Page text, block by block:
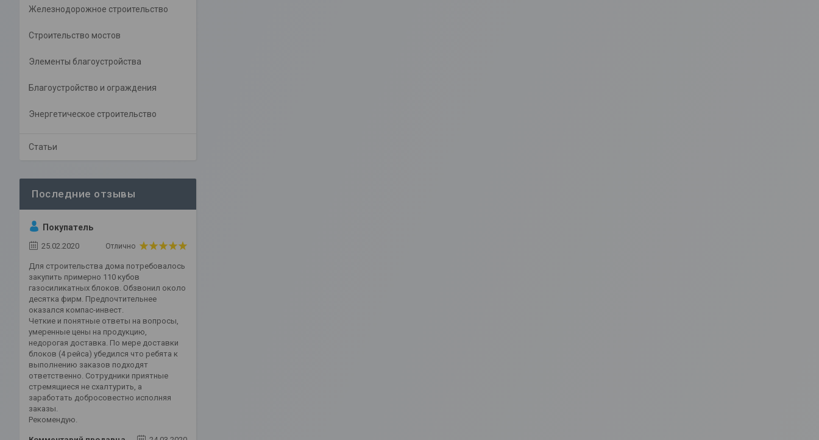
Железнодорожное строительство
Строительство мостов
Элементы благоустройства
Благоустройство и ограждения
Энергетическое строительство
Статьи
Покупатель
25.02.2020 Отлично
Для строительства дома потребовалось
закупить примерно 110 кубов
газосиликатных блоков. Обзвонил около
десятка фирм. Предпочтительнее
оказался компас-инвест.
Четкие и понятные ответы на вопросы,
умеренные цены на продукцию,
недорогая доставка. По мере доставки
блоков (4 рейса) убедился что ребята к
выполнению заказов подходят
ответственно. Сотрудники приятные
стремящиеся не схалтурить, а
заработать добросовестно исполняя
заказы.
Рекомендую.